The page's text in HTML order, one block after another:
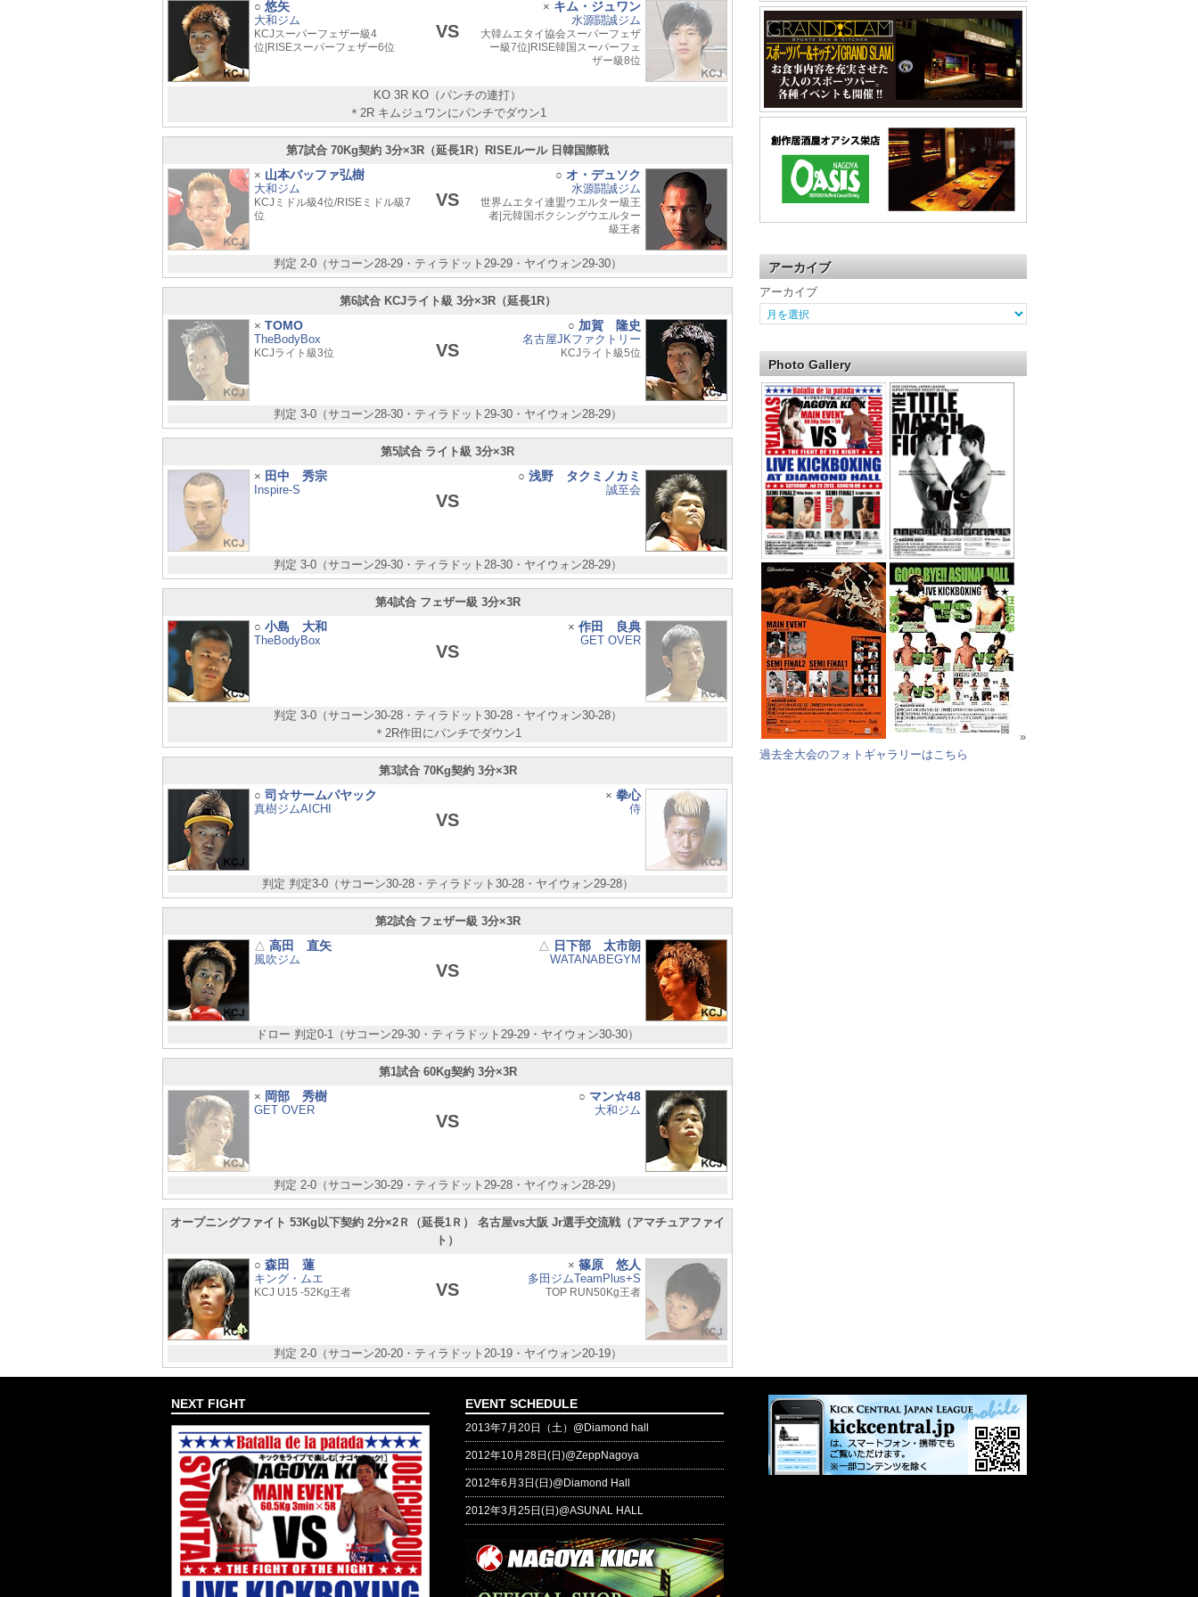
○ 悠矢
大和ジム
KCJスーパーフェザー級4
位|RISEスーパーフェザー6位
VS
× キム・ジュワン
水源闘誠ジム
大韓ムエタイ協会スーパーフェザ
ー級7位|RISE韓国スーパーフェ
ザー級8位
KO 3R KO（パンチの連打）
＊2R キムジュワンにパンチでダウン1
第7試合 70Kg契約 3分×3R（延長1R）RISEルール 日韓国際戦
× 山本バッファ弘樹
大和ジム
KCJミドル級4位/RISEミドル級7
位
VS
○ オ・デュソク
水源闘誠ジム
世界ムエタイ連盟ウエルター級王
者|元韓国ボクシングウエルター
級王者
判定 2-0（サコーン28-29・ティラドット29-29・ヤイウォン29-30）
第6試合 KCJライト級 3分×3R（延長1R）
× TOMO
TheBodyBox
KCJライト級3位 VS
○ 加賀 隆史
名古屋JKファクトリー
KCJライト級5位
判定 3-0（サコーン28-30・ティラドット29-30・ヤイウォン28-29）
第5試合 ライト級 3分×3R
× 田中 秀宗
Inspire-S
VS
○ 浅野 タクミノカミ
誠至会
判定 3-0（サコーン29-30・ティラドット28-30・ヤイウォン28-29）
第4試合 フェザー級 3分×3R
○ 小島 大和
TheBodyBox
VS
× 作田 良典
GET OVER
判定 3-0（サコーン30-28・ティラドット30-28・ヤイウォン30-28）
＊2R作田にパンチでダウン1
第3試合 70Kg契約 3分×3R
○ 司☆サームパヤック
真樹ジムAICHI
VS
× 拳心
侍
判定 判定3-0（サコーン30-28・ティラドット30-28・ヤイウォン29-28）
第2試合 フェザー級 3分×3R
△ 高田 直矢
風吹ジム
VS
△ 日下部 太市朗
WATANABEGYM
ドロー 判定0-1（サコーン29-30・ティラドット29-29・ヤイウォン30-30）
第1試合 60Kg契約 3分×3R
× 岡部 秀樹
GET OVER
VS
○ マン☆48
大和ジム
判定 2-0（サコーン30-29・ティラドット29-28・ヤイウォン28-29）
オープニングファイト 53Kg以下契約 2分×2Ｒ（延長1Ｒ） 名古屋vs大阪 Jr選手交流戦（アマチュアファイ
ト）
○ 森田 蓮
キング・ムエ
KCJ U15 -52Kg王者 VS
× 篠原 悠人
多田ジムTeamPlus+S
TOP RUN50Kg王者
判定 2-0（サコーン20-20・ティラドット20-19・ヤイウォン20-19）
アーカイブ
アーカイブ
Photo Gallery
»
過去全大会のフォトギャラリーはこちら
NEXT FIGHT EVENT SCHEDULE
2013年7月20日（土）@Diamond hall
2012年10月28日(日)@ZeppNagoya
2012年6月3日(日)@Diamond Hall
2012年3月25日(日)@ASUNAL HALL